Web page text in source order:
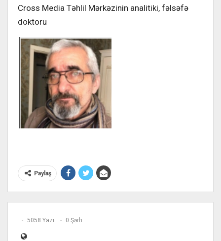
Cross Media Təhlil Mərkəzinin analitiki, fəlsəfə
doktoru
Paylaş
5058 Yazı 0 Şərh